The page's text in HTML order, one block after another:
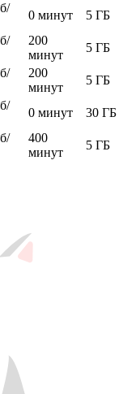
0 минут 5 ГБ
200
минут
5 ГБ
200
минут
5 ГБ
0 минут
30 ГБ
400
минут
5 ГБ